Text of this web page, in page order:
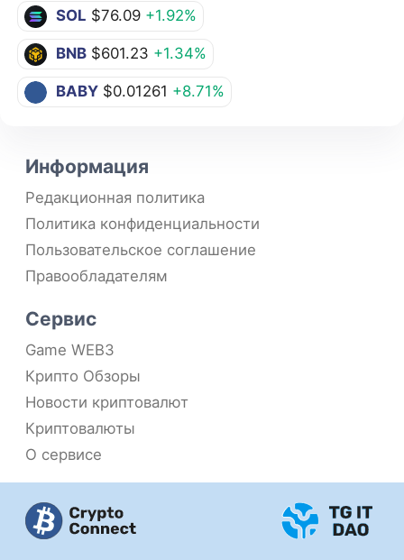
SOL $76.09 +1.92%
BNB $601.23 +1.34%
BABY $0.01261 +8.71%
Информация
Редакционная политика
Политика конфиденциальности
Пользовательское соглашение
Правообладателям
Сервис
Game WEB3
Крипто Обзоры
Новости криптовалют
Криптовалюты
О сервисе